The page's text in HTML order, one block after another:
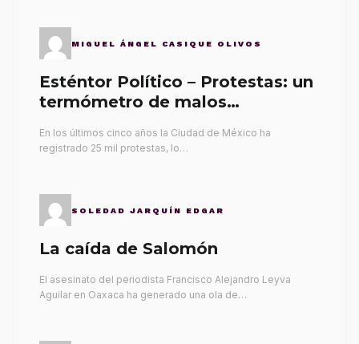
MIGUEL ÁNGEL CASIQUE OLIVOS
Esténtor Político – Protestas: un
termómetro de malos
En los últimos cinco años la Ciudad de México ha
registrado 25 mil protestas, lo…
SOLEDAD JARQUÍN EDGAR
La caída de Salomón
El asesinato del periodista Francisco Alejandro Leyva
Aguilar en Oaxaca ha generado una ola de…